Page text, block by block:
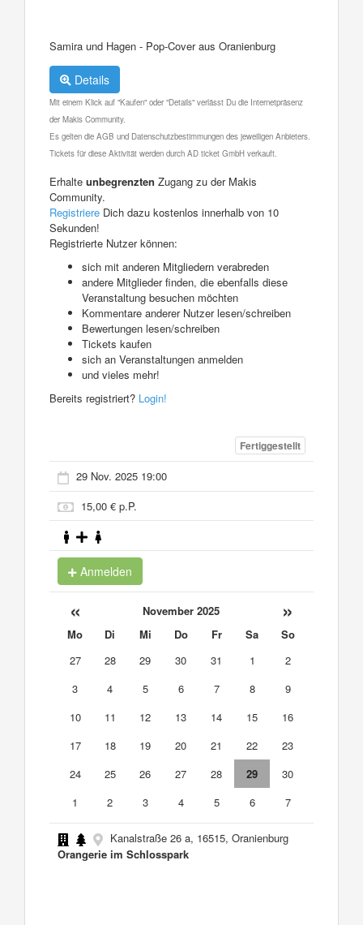
Samira und Hagen - Pop-Cover aus Oranienburg
Details
Mit einem Klick auf "Kaufen" oder "Details" verlässt Du die Internetpräsenz
der Makis Community.
Es gelten die AGB und Datenschutzbestimmungen des jeweiligen Anbieters.
Tickets für diese Aktivität werden durch AD ticket GmbH verkauft.
Erhalte unbegrenzten Zugang zu der Makis
Community.
Registriere Dich dazu kostenlos innerhalb von 10
Sekunden!
Registrierte Nutzer können:
sich mit anderen Mitgliedern verabreden
andere Mitglieder finden, die ebenfalls diese
Veranstaltung besuchen möchten
Kommentare anderer Nutzer lesen/schreiben
Bewertungen lesen/schreiben
Tickets kaufen
sich an Veranstaltungen anmelden
und vieles mehr!
Bereits registriert? Login!
Fertiggestellt
29 Nov. 2025 19:00
15,00 € p.P.
Anmelden
« November 2025 »
Mo Di Mi Do Fr Sa
So
27
28 29 30 31 1
2
3
4 5 6 7 8
9
10
11 12 13 14 15
16
17
18 19 20 21 22
23
24
25 26 27 28 29
30
1
2 3 4 5 6 7
Kanalstraße 26 a, 16515, Oranienburg
Orangerie im Schlosspark